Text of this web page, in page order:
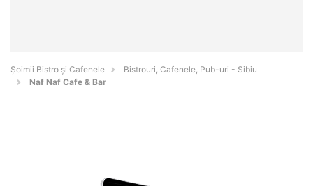
Șoimii Bistro și Cafenele
Bistrouri, Cafenele, Pub-uri - Sibiu
Naf Naf Cafe & Bar